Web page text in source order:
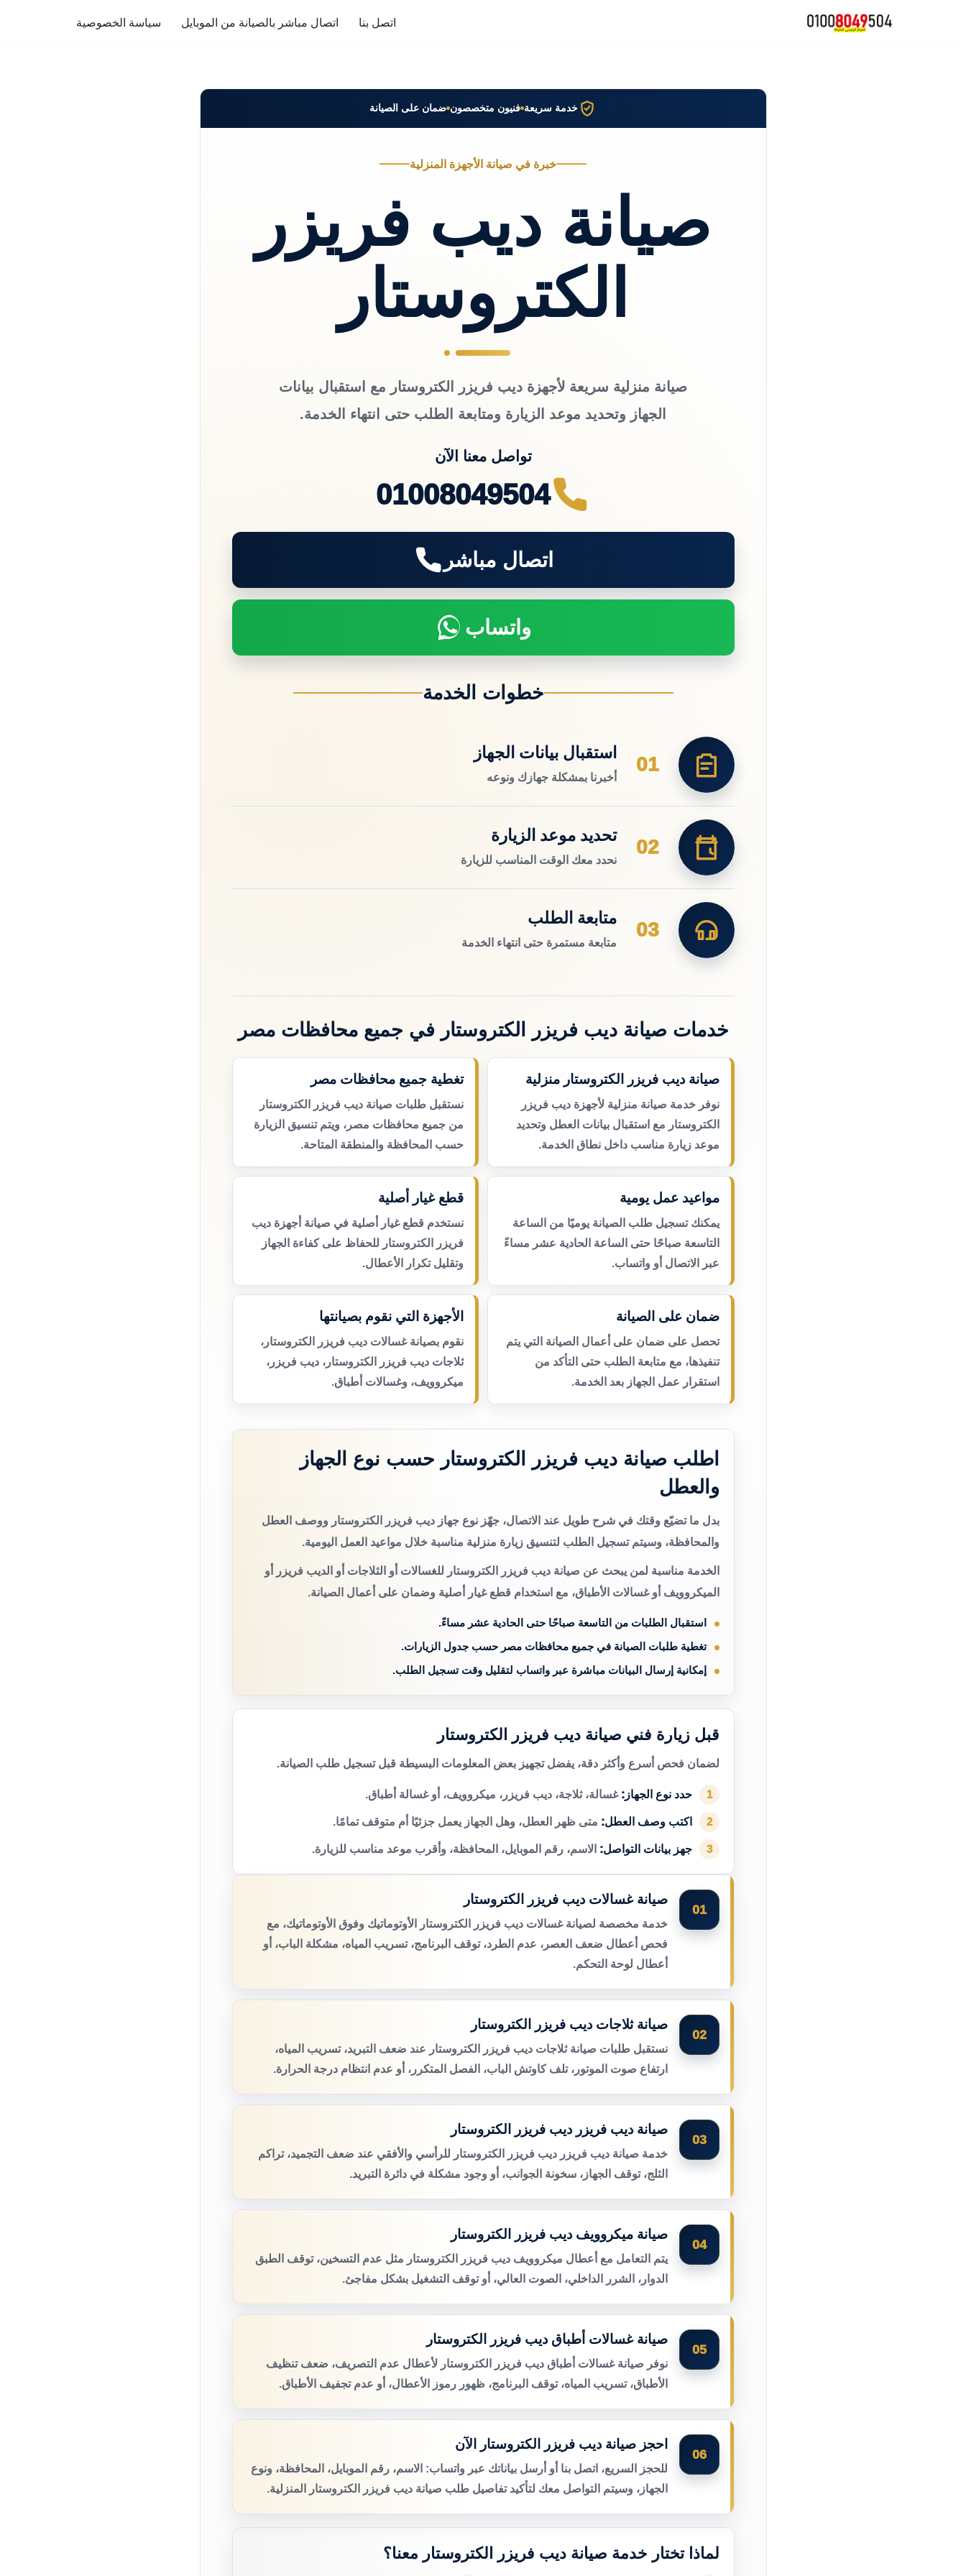
اتصل بنا اتصال مباشر بالصيانة من الموبايل سياسة الخصوصية
خدمة سريعة فنيون متخصصون ضمان على الصيانة
خبرة في صيانة الأجهزة المنزلية
صيانة ديب فريزر
الكتروستار
صيانة منزلية سريعة لأجهزة ديب فريزر الكتروستار مع استقبال بيانات
الجهاز وتحديد موعد الزيارة ومتابعة الطلب حتى انتهاء الخدمة.
تواصل معنا الآن
01008049504
اتصال مباشر
واتساب
خطوات الخدمة
01
استقبال بيانات الجهاز
أخبرنا بمشكلة جهازك ونوعه
02
تحديد موعد الزيارة
نحدد معك الوقت المناسب للزيارة
03
متابعة الطلب
متابعة مستمرة حتى انتهاء الخدمة
خدمات صيانة ديب فريزر الكتروستار في جميع محافظات مصر
صيانة ديب فريزر الكتروستار منزلية
نوفر خدمة صيانة منزلية لأجهزة ديب فريزر
الكتروستار مع استقبال بيانات العطل وتحديد
موعد زيارة مناسب داخل نطاق الخدمة.
تغطية جميع محافظات مصر
نستقبل طلبات صيانة ديب فريزر الكتروستار
من جميع محافظات مصر، ويتم تنسيق الزيارة
حسب المحافظة والمنطقة المتاحة.
مواعيد عمل يومية
يمكنك تسجيل طلب الصيانة يوميًا من الساعة
التاسعة صباحًا حتى الساعة الحادية عشر مساءً
عبر الاتصال أو واتساب.
قطع غيار أصلية
نستخدم قطع غيار أصلية في صيانة أجهزة ديب
فريزر الكتروستار للحفاظ على كفاءة الجهاز
وتقليل تكرار الأعطال.
ضمان على الصيانة
تحصل على ضمان على أعمال الصيانة التي يتم
تنفيذها، مع متابعة الطلب حتى التأكد من
استقرار عمل الجهاز بعد الخدمة.
الأجهزة التي نقوم بصيانتها
نقوم بصيانة غسالات ديب فريزر الكتروستار،
ثلاجات ديب فريزر الكتروستار، ديب فريزر،
ميكروويف، وغسالات أطباق.
اطلب صيانة ديب فريزر الكتروستار حسب نوع الجهاز
والعطل
بدل ما تضيّع وقتك في شرح طويل عند الاتصال، جهّز نوع جهاز ديب فريزر الكتروستار ووصف العطل
والمحافظة، وسيتم تسجيل الطلب لتنسيق زيارة منزلية مناسبة خلال مواعيد العمل اليومية.
الخدمة مناسبة لمن يبحث عن صيانة ديب فريزر الكتروستار للغسالات أو الثلاجات أو الديب فريزر أو
الميكروويف أو غسالات الأطباق، مع استخدام قطع غيار أصلية وضمان على أعمال الصيانة.
استقبال الطلبات من التاسعة صباحًا حتى الحادية عشر مساءً.
تغطية طلبات الصيانة في جميع محافظات مصر حسب جدول الزيارات.
إمكانية إرسال البيانات مباشرة عبر واتساب لتقليل وقت تسجيل الطلب.
قبل زيارة فني صيانة ديب فريزر الكتروستار
لضمان فحص أسرع وأكثر دقة، يفضل تجهيز بعض المعلومات البسيطة قبل تسجيل طلب الصيانة.
1 حدد نوع الجهاز: غسالة، ثلاجة، ديب فريزر، ميكروويف، أو غسالة أطباق.
2 اكتب وصف العطل: متى ظهر العطل، وهل الجهاز يعمل جزئيًا أم متوقف تمامًا.
3 جهز بيانات التواصل: الاسم، رقم الموبايل، المحافظة، وأقرب موعد مناسب للزيارة.
01
صيانة غسالات ديب فريزر الكتروستار
خدمة مخصصة لصيانة غسالات ديب فريزر الكتروستار الأوتوماتيك وفوق الأوتوماتيك، مع
فحص أعطال ضعف العصر، عدم الطرد، توقف البرنامج، تسريب المياه، مشكلة الباب، أو
أعطال لوحة التحكم.
02
صيانة ثلاجات ديب فريزر الكتروستار
نستقبل طلبات صيانة ثلاجات ديب فريزر الكتروستار عند ضعف التبريد، تسريب المياه،
ارتفاع صوت الموتور، تلف كاوتش الباب، الفصل المتكرر، أو عدم انتظام درجة الحرارة.
03
صيانة ديب فريزر ديب فريزر الكتروستار
خدمة صيانة ديب فريزر ديب فريزر الكتروستار للرأسي والأفقي عند ضعف التجميد، تراكم
الثلج، توقف الجهاز، سخونة الجوانب، أو وجود مشكلة في دائرة التبريد.
04
صيانة ميكروويف ديب فريزر الكتروستار
يتم التعامل مع أعطال ميكروويف ديب فريزر الكتروستار مثل عدم التسخين، توقف الطبق
الدوار، الشرر الداخلي، الصوت العالي، أو توقف التشغيل بشكل مفاجئ.
05
صيانة غسالات أطباق ديب فريزر الكتروستار
نوفر صيانة غسالات أطباق ديب فريزر الكتروستار لأعطال عدم التصريف، ضعف تنظيف
الأطباق، تسريب المياه، توقف البرنامج، ظهور رموز الأعطال، أو عدم تجفيف الأطباق.
06
احجز صيانة ديب فريزر الكتروستار الآن
للحجز السريع، اتصل بنا أو أرسل بياناتك عبر واتساب: الاسم، رقم الموبايل، المحافظة، ونوع
الجهاز، وسيتم التواصل معك لتأكيد تفاصيل طلب صيانة ديب فريزر الكتروستار المنزلية.
لماذا تختار خدمة صيانة ديب فريزر الكتروستار معنا؟